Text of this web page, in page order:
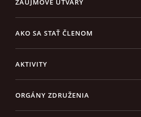
ZÁUJMOVÉ ÚTVARY
AKO SA STAŤ ČLENOM
AKTIVITY
ORGÁNY ZDRUŽENIA